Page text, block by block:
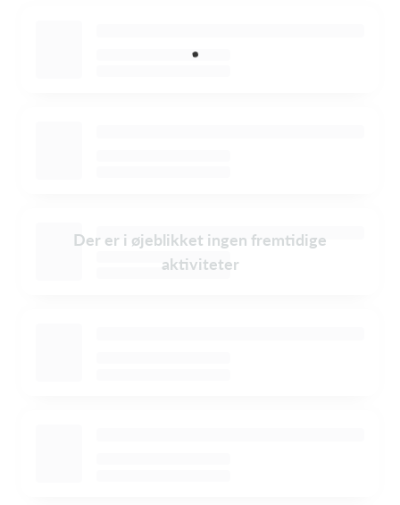
Der er i øjeblikket ingen fremtidige
aktiviteter